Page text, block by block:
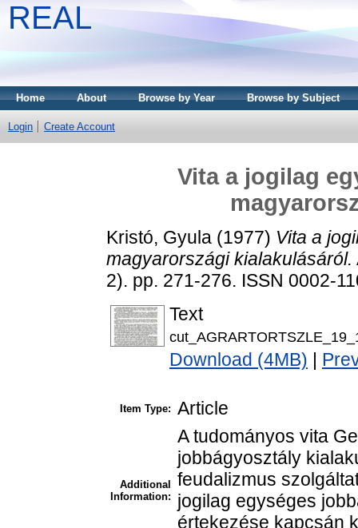
REAL
Home About Browse by Year Browse by Subject
Login Create Account
Vita a jogilag
Kristó, Gyula (1977) Vita a
magyarországi kialakulásáról.
2). pp. 271-276. ISSN 0002-
Text
Download (4MB)
Item Type: Article
Additional
Information:
A tudományos vita
jobbágyosztály
feudalizmus
jogilag egységes
értekezése kapcsán